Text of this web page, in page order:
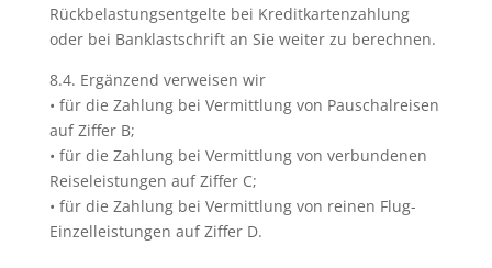
Rückbelastungsentgelte bei Kreditkartenzahlung
oder bei Banklastschrift an Sie weiter zu berechnen.
8.4. Ergänzend verweisen wir
• für die Zahlung bei Vermittlung von Pauschalreisen
auf Ziffer B;
• für die Zahlung bei Vermittlung von verbundenen
Reiseleistungen auf Ziffer C;
• für die Zahlung bei Vermittlung von reinen Flug-
Einzelleistungen auf Ziffer D.